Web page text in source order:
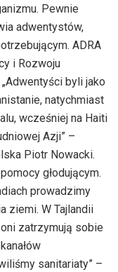
Pewnie
adwentystów,
ADRA
i Rozwoju
byli jako
natychmiast
wcześniej na Haiti
Azji” –
Piotr Nowacki.
głodującym.
prowadzimy
ziemi. W Tajlandii
zatrzymują sobie
sanitariaty” –